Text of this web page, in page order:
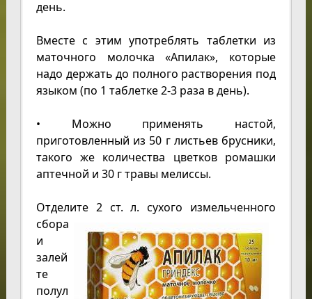
день.
Вместе с этим употреблять таблетки из
маточного молочка «Апилак», которые
надо держать до полного растворения под
языком (по 1 таблетке 2-3 раза в день).
• Можно применять настой,
приготовленный из 50 г листьев брусники,
такого же количества цветков ромашки
аптечной и 30 г травы мелиссы.
Отделите 2 ст. л. сухого измельченного
сбора
и
залей
те
полул